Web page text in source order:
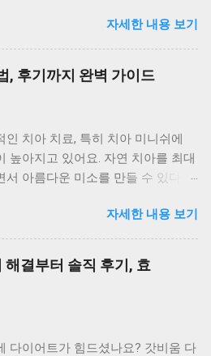
법을 자세히 알아볼까요? 올리브 오
? 올리브 오일은 단순한 요리 재료
에 좋은 식품이에요. 엑스트라 버진
은 폴리페놀과 올레산이 풍부해 특
답니다. 식품의약품안전처에서 건
아보기 심혈관 건강 지킴이 올리브
건강에 긍정적인 영향을 미쳐요. 올
롤(HDL) 수치를 높여 혈관을 건강하
답니다. 폴리페놀은 혈관 보호 및
는 데 도움을 줘 심혈관 질환 예방에
. 국민건강보험공사 건강정보 사
자세한 내용 보기
, 후기까지 완벽 가이드
인 치아 치료, 특히 치아 미니쉬에
높아지고 있어요. 자연 치아를 최대
서 아름다운 미소를 만들 수 있다는
한지, 시술 방법과 비용, 시술 전후
세히 알아볼게요. 치아 미니쉬란?
는 치아 삭제를 최소화하거나 아예
재 막을 치아 표면에 붙이는 심미
미네이트와 비슷하지만, 자연 치아
준답니다. 미니쉬는 치아 겉면을
자세한 내용 보기
결부터 솔직 후기, 효
다이어트가 힘드셨나요? 갓비움 다